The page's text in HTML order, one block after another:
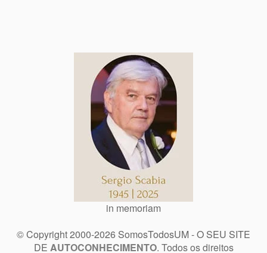
in memoriam
© Copyright 2000-2026 SomosTodosUM - O SEU SITE
DE AUTOCONHECIMENTO. Todos os direitos